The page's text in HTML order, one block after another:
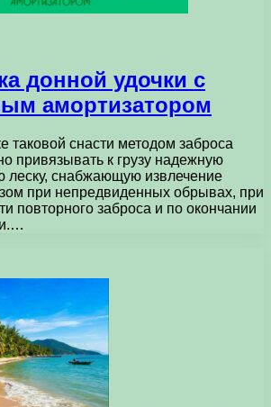
донной удочки с
амортизатором
таковой снасти методом заброса
привязывать к грузу надежную
леску, снабжающую извлечение
при непредвиденных обрывах, при
повторного заброса и по окончании